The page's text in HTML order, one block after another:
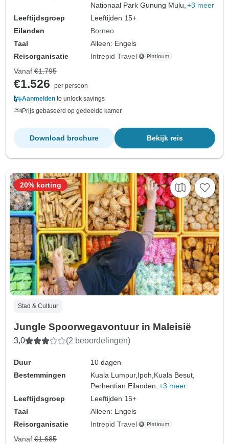
Nationaal Park Gunung Mulu, +3 meer
Leeftijdsgroep
Leeftijden 15+
Eilanden
Borneo
Taal
Alleen: Engels
Reisorganisatie
Intrepid Travel
Vanaf €1.795
€1.526
per persoon
Aanmelden to unlock savings
Prijs gebaseerd op gedeelde kamer
Bekijk reis
Download brochure
Stad & Cultuur
Jungle Spoorwegavontuur in Maleisië
3,0 (2 beoordelingen)
Duur
10 dagen
Bestemmingen
Kuala Lumpur, Ipoh, Kuala Besut,
Perhentian Eilanden, +3 meer
Leeftijdsgroep
Leeftijden 15+
Taal
Alleen: Engels
Reisorganisatie
Intrepid Travel
20% korting
Vanaf €1.685